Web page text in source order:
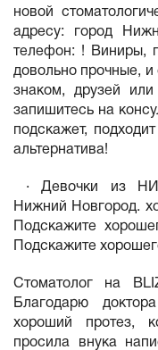
новой
адресу: город
телефон: ! Виниры,
довольно прочные,
знаком, друзей
запишитесь на
подскажет,
альтернатива!
· Девочки из
Нижний Новгород.
Подскажите
Подскажите
Стоматолог на
Благодарю
хороший протез,
просила внука